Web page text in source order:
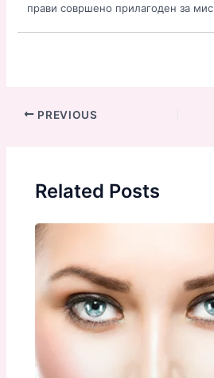
прави совршено прилагоден за
Post
PREVIOUS
Related Posts